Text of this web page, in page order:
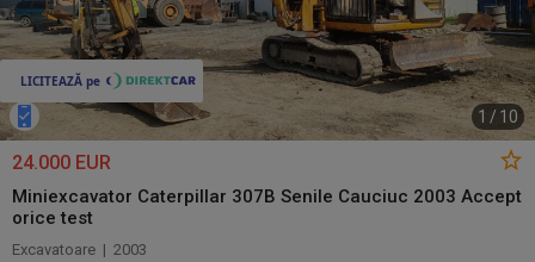
1 / 10
24.000 EUR
Miniexcavator Caterpillar 307B Senile Cauciuc 2003 Accept
orice test
Excavatoare | 2003